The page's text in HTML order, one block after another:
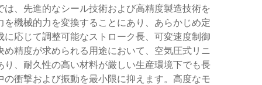
、先進的なシール技術および高精度製造技術を
機械的力を変換することにあり、あらかじめ定
応じて調整可能なストローク長、可変速度制御
精度が求められる用途において、空気圧式リニ
、耐久性の高い材料が厳しい生産環境下でも長
衝撃および振動を最小限に抑えます。高度なモ